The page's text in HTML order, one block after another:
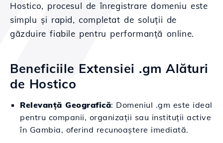
Hostico, procesul de înregistrare domeniu este
simplu și rapid, completat de soluții de
găzduire fiabile pentru performanță online.
Beneficiile Extensiei .gm Alături
de Hostico
Relevanță Geografică: Domeniul .gm este ideal
pentru companii, organizații sau instituții active
în Gambia, oferind recunoaștere imediată.